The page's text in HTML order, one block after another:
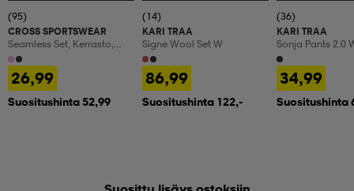
(95)
CROSS SPORTSWEAR
Seamless Set, Kerrasto,
Naisten
26,99
Suositushinta 52,99
(14)
KARI TRAA
Signe Wool Set W
86,99
Suositushinta 122,-
(36)
KARI TRAA
Sonja Pants 2.0
34,99
Suositushinta